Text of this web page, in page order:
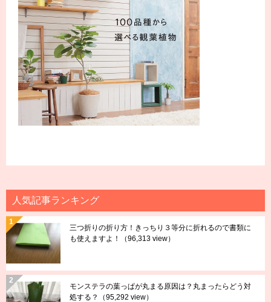
人気記事ランキング
三つ折りの折り方！きっちり３等分に折れるので書類に
も使えますよ！
（96,313 view）
モンステラの葉っぱが丸まる原因は？丸まったらどう対
処する？
（95,292 view）